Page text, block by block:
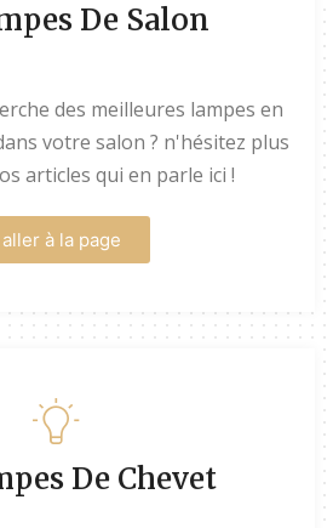
De Salon
des meilleures lampes en
votre salon ? n'hésitez plus
articles qui en parle ici !
aller à la page
De Chevet